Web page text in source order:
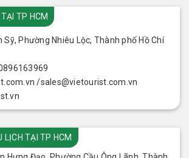
TP HCM
Phường Nhiêu Lộc, Thành phố Hồ Chí
/sales@vietourist.com.vn
LỊCH TẠI TP HCM